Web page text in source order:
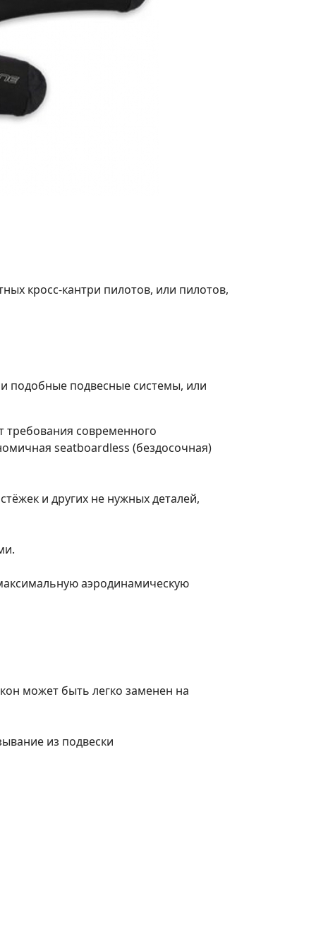
кросс-кантри пилотов, или пилотов,
подобные подвесные системы, или
требования современного
seatboardless (бездосочная)
и других не нужных деталей,
аэродинамическую
может быть легко заменен на
из подвески